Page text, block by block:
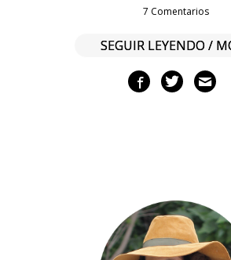
7 Comentarios
SEGUIR LEYENDO /